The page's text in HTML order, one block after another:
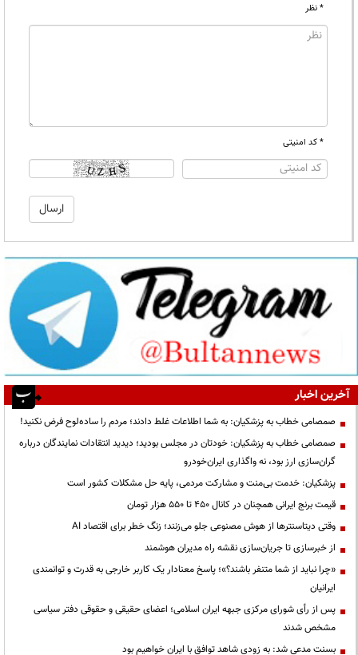
* نظر
* کد امنیتی
آخرین اخبار
صمصامی خطاب به پزشکیان: به شما اطلاعات غلط دادند؛ مردم را ساده‌لوح فرض نکنید!
صمصامی خطاب به پزشکیان: خودتان در مجلس بودید؛ دیدید انتقادات نمایندگان درباره
گران‌سازی ارز بود، نه واگذاری ایران‌خودرو
پزشکیان: خدمت بی‌منت و مشارکت مردمی، پایه حل مشکلات کشور است
قیمت‌ برنج ایرانی همچنان در کانال ۴۵۰ تا ۵۵۰ هزار تومان
وقتی دیتاسنترها از هوش مصنوعی جلو می‌زنند؛ زنگ خطر برای اقتصاد AI
از خبرسازی تا جریان‌سازی نقشه راه مدیران هوشمند
«چرا نباید از شما متنفر باشند؟»؛ پاسخ معنادار یک کاربر خارجی به قدرت و توانمندی
ایرانیان
پس از رأی شورای مرکزی جبهه ایران اسلامی؛ اعضای حقیقی و حقوقی دفتر سیاسی
مشخص شدند
بسنت مدعی شد: به زودی شاهد توافق با ایران خواهیم بود